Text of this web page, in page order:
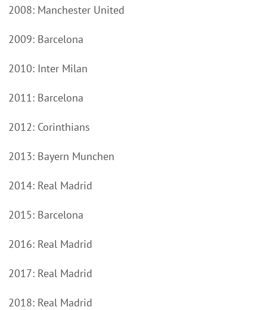
2008: Manchester United
2009: Barcelona
2010: Inter Milan
2011: Barcelona
2012: Corinthians
2013: Bayern Munchen
2014: Real Madrid
2015: Barcelona
2016: Real Madrid
2017: Real Madrid
2018: Real Madrid